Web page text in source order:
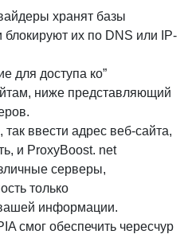
хранят базы
их по DNS или IP-
для доступа ко”
ниже представляющий
ввести адрес веб-сайта,
и ProxyBoost. net
серверы,
только
информации.
смог обеспечить чересчур